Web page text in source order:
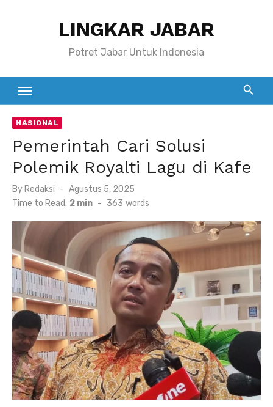
LINGKAR JABAR
Potret Jabar Untuk Indonesia
NASIONAL
Pemerintah Cari Solusi
Polemik Royalti Lagu di Kafe
By Redaksi
Posted
on
Agustus 5, 2025
Time to Read: 2 min - 363 words